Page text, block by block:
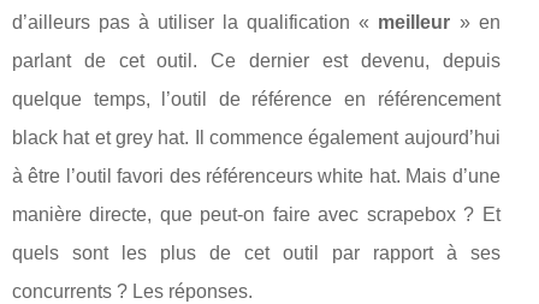
d’ailleurs pas à utiliser la qualification « meilleur » en
parlant de cet outil. Ce dernier est devenu, depuis
quelque temps, l’outil de référence en référencement
black hat et grey hat. Il commence également aujourd’hui
à être l’outil favori des référenceurs white hat. Mais d’une
manière directe, que peut-on faire avec scrapebox ? Et
quels sont les plus de cet outil par rapport à ses
concurrents ? Les réponses.